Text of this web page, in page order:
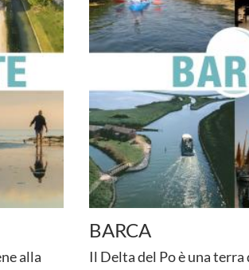
alla
BARCA
Il Delta del Po è una terra